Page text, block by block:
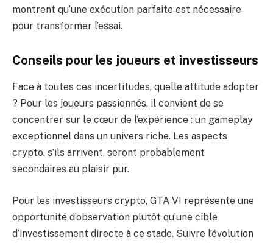
montrent qu’une exécution parfaite est nécessaire
pour transformer l’essai.
Conseils pour les joueurs et investisseurs
Face à toutes ces incertitudes, quelle attitude adopter
? Pour les joueurs passionnés, il convient de se
concentrer sur le cœur de l’expérience : un gameplay
exceptionnel dans un univers riche. Les aspects
crypto, s’ils arrivent, seront probablement
secondaires au plaisir pur.
Pour les investisseurs crypto, GTA VI représente une
opportunité d’observation plutôt qu’une cible
d’investissement directe à ce stade. Suivre l’évolution